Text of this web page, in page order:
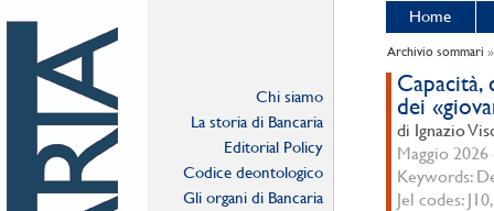
Chi siamo
La storia di Bancaria
Editorial Policy
Codice deontologico
Gli organi di Bancaria
Home
Archivio sommari
Capacità,
dei
di Ignazio
Maggio 2026
Keywords:
Jel codes: